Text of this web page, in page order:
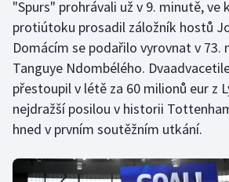
"Spurs" prohrávali už v 9. minutě, ve
protiútoku prosadil záložník hostů
Domácím se podařilo vyrovnat v 73.
Tanguye Ndombélého.
přestoupil v létě za 60 milionů eur z
nejdražší posilou v historii
hned v prvním soutěžním utkání.